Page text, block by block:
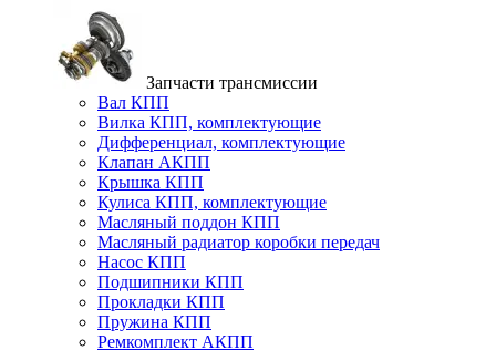
Запчасти трансмиссии
Вал КПП
Вилка КПП, комплектующие
Дифференциал, комплектующие
Клапан АКПП
Крышка КПП
Кулиса КПП, комплектующие
Масляный поддон КПП
Масляный радиатор коробки передач
Насос КПП
Подшипники КПП
Прокладки КПП
Пружина КПП
Ремкомплект АКПП